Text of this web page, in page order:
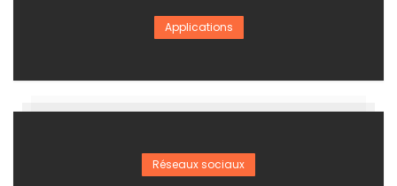
Applications
Réseaux sociaux